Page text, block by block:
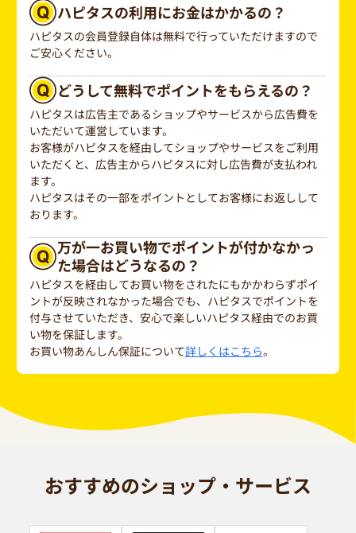
ハピタスの利用にお金はかかるの？
ハピタスの会員登録自体は無料で行っていただけますので
ご安心ください。
どうして無料でポイントをもらえるの？
ハピタスは広告主であるショップやサービスから広告費を
いただいて運営しています。
お客様がハピタスを経由してショップやサービスをご利用
いただくと、広告主からハピタスに対し広告費が支払われ
ます。
ハピタスはその一部をポイントとしてお客様にお返しして
おります。
万が一お買い物でポイントが付かなかっ
た場合はどうなるの？
ハピタスを経由してお買い物をされたにもかかわらずポイ
ントが反映されなかった場合でも、ハピタスでポイントを
付与させていただき、安心で楽しいハピタス経由でのお買
い物を保証します。
お買い物あんしん保証について詳しくはこちら。
おすすめのショップ・サービス